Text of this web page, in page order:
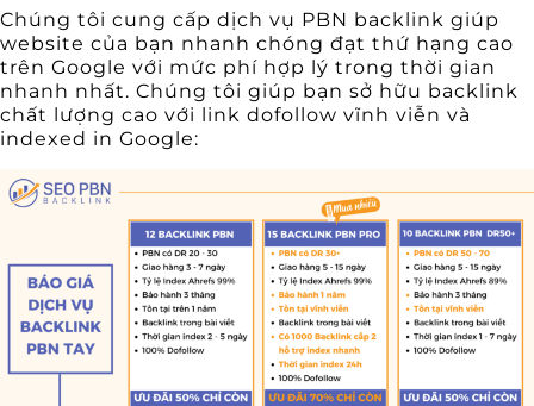
Chúng tôi cung cấp dịch vụ PBN backlink giúp
website của bạn nhanh chóng đạt thứ hạng cao
trên Google với mức phí hợp lý trong thời gian
nhanh nhất. Chúng tôi giúp bạn sở hữu backlink
chất lượng cao với link dofollow vĩnh viễn và
indexed in Google: